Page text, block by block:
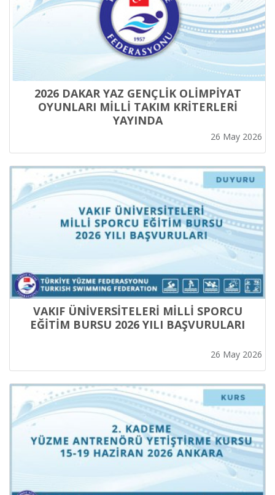
2026 DAKAR YAZ GENÇLİK OLİMPİYAT
OYUNLARI MİLLİ TAKIM KRİTERLERİ
YAYINDA
26 May 2026
VAKIF ÜNİVERSİTELERİ MİLLİ SPORCU
EĞİTİM BURSU 2026 YILI BAŞVURULARI
26 May 2026